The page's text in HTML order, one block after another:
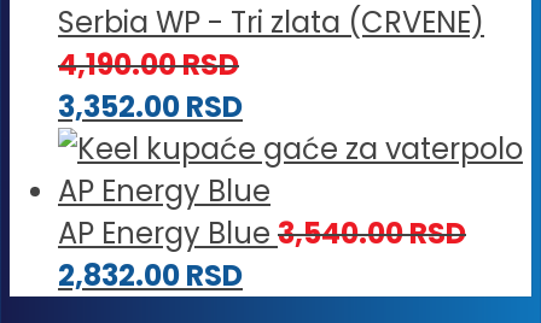
Serbia WP - Tri zlata (CRVENE)
4,190.00RSD
3,352.00RSD
AP Energy Blue 3,540.00RSD
2,832.00RSD